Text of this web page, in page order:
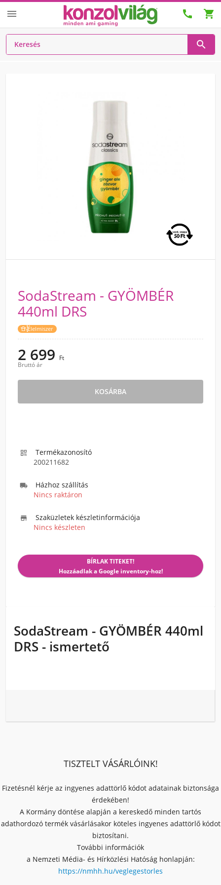
  

SodaStream - GYÖMBÉR
440ml DRS
Élelmiszer
2 699 Ft
Bruttó ár
KOSÁRBA

Termékazonosító
200211682

Házhoz szállítás
Nincs raktáron

Szaküzletek készletinformációja
Nincs készleten
BÍRLAK TITEKET!
Hozzáadlak a Google inventory-hoz!
SodaStream - GYÖMBÉR 440ml
DRS - ismertető
TISZTELT VÁSÁRLÓINK!
Fizetésnél kérje az ingyenes adattörlő kódot adatainak biztonsága
érdekében!
A Kormány döntése alapján a kereskedő minden tartós
adathordozó termék vásárlásakor köteles ingyenes adattörlő kódot
biztosítani.
További információk
a Nemzeti Média- és Hírközlési Hatóság honlapján:
https://nmhh.hu/veglegestorles